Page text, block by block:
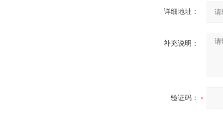
详细地址：
补充说明：
验证码：